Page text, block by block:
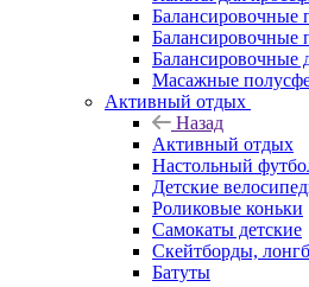
Балансировочные
Балансировочные
Балансировочные
Масажные
Активный отдых
Назад
Активный отдых
Настольный
Детские
Роликовые коньки
Самокаты детские
Скейтборды,
Батуты